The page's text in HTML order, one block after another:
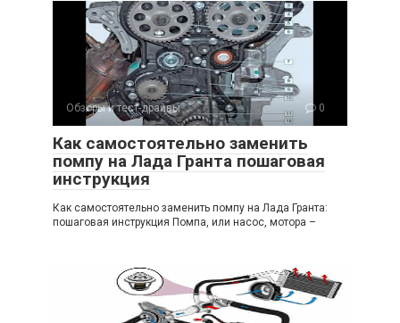
Обзоры и тест-драйвы 0
Как самостоятельно заменить
помпу на Лада Гранта пошаговая
инструкция
Как самостоятельно заменить помпу на Лада Гранта:
пошаговая инструкция Помпа, или насос, мотора –